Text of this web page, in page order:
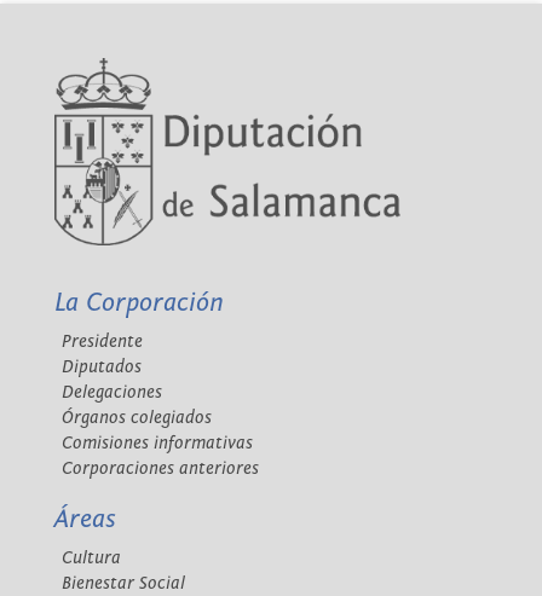
La Corporación
Presidente
Diputados
Delegaciones
Órganos colegiados
Comisiones informativas
Corporaciones anteriores
Áreas
Cultura
Bienestar Social